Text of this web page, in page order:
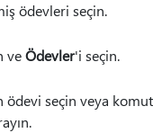
ödevleri seçin.
veÖdevler'i seçin.
ödevi seçin veya